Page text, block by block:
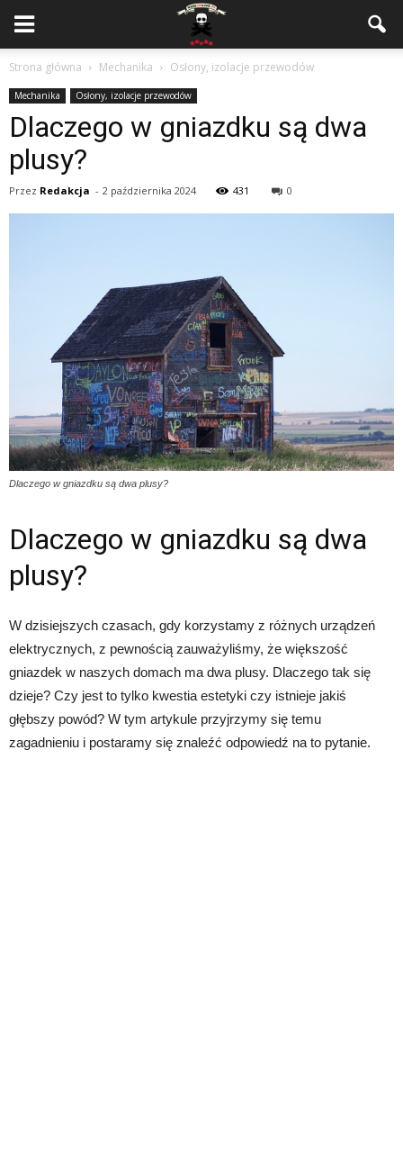
Strona główna Mechanika Osłony, izolacje przewodów
Mechanika Osłony, izolacje przewodów
Dlaczego w gniazdku są dwa
plusy?
Przez Redakcja - 2 października 2024 431 0
Dlaczego w gniazdku są dwa plusy?
Dlaczego w gniazdku są dwa
plusy?
W dzisiejszych czasach, gdy korzystamy z różnych urządzeń
elektrycznych, z pewnością zauważyliśmy, że większość
gniazdek w naszych domach ma dwa plusy. Dlaczego tak się
dzieje? Czy jest to tylko kwestia estetyki czy istnieje jakiś
głębszy powód? W tym artykule przyjrzymy się temu
zagadnieniu i postaramy się znaleźć odpowiedź na to pytanie.